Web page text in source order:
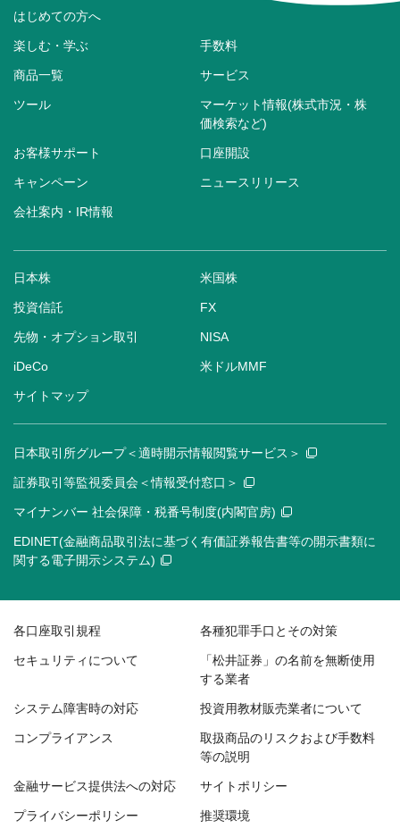
はじめての方へ
楽しむ・学ぶ 手数料
商品一覧 サービス
ツール
マーケット情報(株式市況・株
価検索など)
お客様サポート 口座開設
キャンペーン ニュースリリース
会社案内・IR情報
日本株 米国株
投資信託 FX
先物・オプション取引 NISA
iDeCo 米ドルMMF
サイトマップ
日本取引所グループ＜適時開示情報閲覧サービス＞
証券取引等監視委員会＜情報受付窓口＞
マイナンバー 社会保障・税番号制度(内閣官房)
EDINET(金融商品取引法に基づく有価証券報告書等の開示書類に
関する電子開示システム)
各口座取引規程 各種犯罪手口とその対策
セキュリティについて
「松井証券」の名前を無断使用
する業者
システム障害時の対応 投資用教材販売業者について
コンプライアンス
取扱商品のリスクおよび手数料
等の説明
金融サービス提供法への対応 サイトポリシー
プライバシーポリシー 推奨環境